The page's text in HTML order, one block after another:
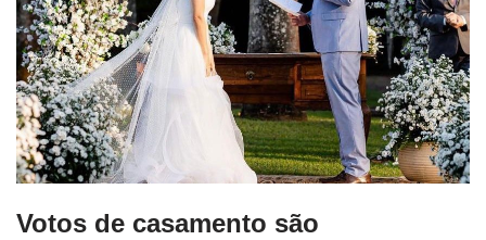
Votos de casamento são